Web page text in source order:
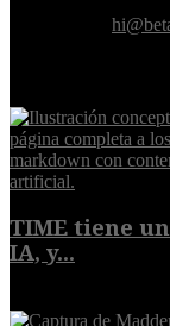
TIME tiene
IA, y...